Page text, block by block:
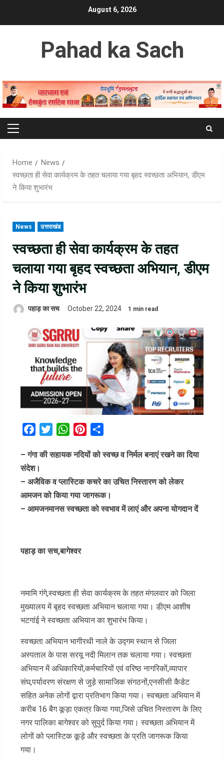
August 6, 2026
Pahad ka Sach
Primary
Home
News
स्वच्छता ही सेवा कार्यक्रम के तहत चलाया गया बृहद स्वच्छता अभियान, डीएम
ने किया शुभारंभ
News उत्तराखंड
स्वच्छता ही सेवा कार्यक्रम के तहत
चलाया गया बृहद स्वच्छता अभियान, डीएम
ने किया शुभारंभ
पहाड़ का सच October 22, 2024 1 min read
FacebookTwitterWhatsAppPinterest
– गंगा की सहायक नदियों को स्वच्छ व निर्मल बनाएं रखने का दिया
संदेश।
– अजैविक व प्लास्टिक कचरे का उचित निस्तारण को लेकर
आमजन को किया गया जागरूक।
– आमजनमानस स्वच्छता को स्वभाव में लाएं और अपना योगदान दें
पहाड़ का सच,बागेश्वर
नमामि गंगे,स्वच्छता ही सेवा कार्यक्रम के तहत मंगलवार को जिला
मुख्यालय में बृहद स्वच्छता अभियान चलाया गया। डीएम आशीष
भटगांई ने स्वच्छता अभियान का शुभारंभ किया।
स्वच्छता अभियान भागीरथी नाले के उद्गम स्थान से जिला
अस्पताल के पास सरयू नदी मिलान तक चलाया गया। स्वच्छता
अभियान में अधिकारियों,कर्मचारियों एवं वरिष्ठ नागरिकों,व्यापार
संघ,पर्यावरण संरक्षण से जुड़े सामाजिक संगठनों,एनसीसी कैडेट
सहित अनेक लोगों द्वारा प्रतिभाग किया गया। स्वच्छता अभियान में
करीब 16 बैग कूड़ा एकत्र किया गया,जिसे उचित निस्तारण के लिए
नगर पालिका बागेश्वर को सुपुर्द किया गया। स्वच्छता अभियान में
लोगों को प्लास्टिक कूड़े और स्वच्छता के प्रति जागरूक किया
गया।